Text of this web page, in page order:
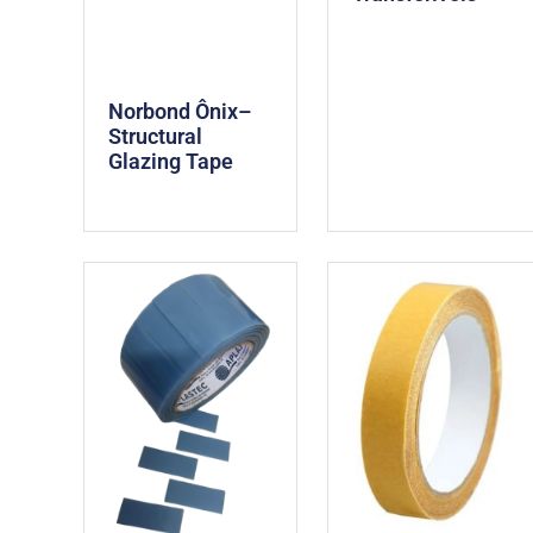
Norbond Ônix–
Structural
Glazing Tape